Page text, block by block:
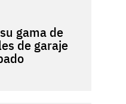
gama de
de garaje